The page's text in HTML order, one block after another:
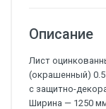
Описание
Лист
(окрашенный)
с защитно-
Ширина — 1250